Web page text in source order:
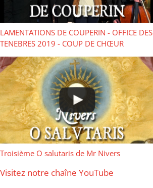
LAMENTATIONS DE COUPERIN - OFFICE DES
TENEBRES 2019 - COUP DE CHŒUR
Troisième O salutaris de Mr Nivers
Visitez notre chaîne YouTube